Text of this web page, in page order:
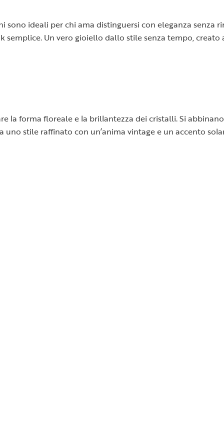
sono ideali per chi ama distinguersi con eleganza senza
semplice. Un vero gioiello dallo stile senza tempo,
la forma floreale e la brillantezza dei cristalli. Si
stile raffinato con un’anima vintage e un accento